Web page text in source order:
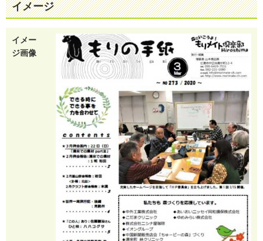
イメージ
イメー
ジ画像